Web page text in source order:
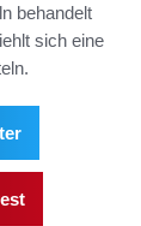
behandelt
sich eine